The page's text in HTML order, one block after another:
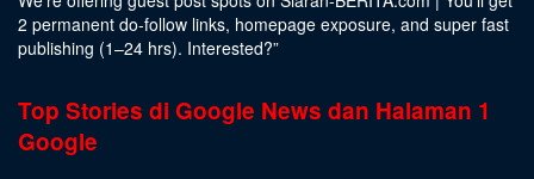
2 permanent do-follow links, homepage exposure, and super fast
publishing (1–24 hrs). Interested?”
Top Stories di Google News dan Halaman 1
Google